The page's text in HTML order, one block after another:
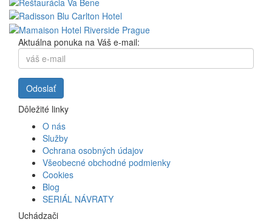
Aktuálna ponuka na Váš e-mail:
Dôležité linky
O nás
Služby
Ochrana osobných údajov
Všeobecné obchodné podmienky
Cookies
Blog
SERIÁL NÁVRATY
Uchádzači